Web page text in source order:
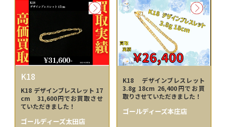
K18
K18 デザインブレスレット 17
cm 31,600円でお買取させ
ていただきました！
ゴールディーズ太田店
K18 デザインブレスレット
3.8g 18cm 26,400円でお買
取りさせていただきました！
ゴールディーズ本庄店